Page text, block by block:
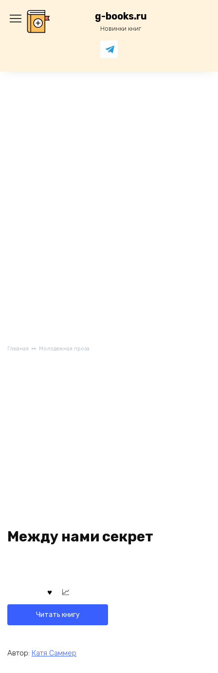
содержанию
g-books.ru
Новинки книг
Главная Молодежная проза
Между нами секрет
Читать книгу
Автор: Катя Саммер